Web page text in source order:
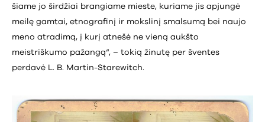
šiame jo širdžiai brangiame mieste, kuriame jis apjungė
meilę gamtai, etnografinį ir mokslinį smalsumą bei naujo
meno atradimą, į kurį atnešė ne vieną aukšto
meistriškumo pažangą“, – tokią žinutę per šventes
perdavė L. B. Martin-Starewitch.